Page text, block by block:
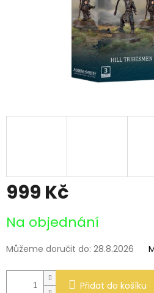
999 Kč
cena:
Na objednání
Můžeme doručit do: 28.8.2026
Přidat do košíku